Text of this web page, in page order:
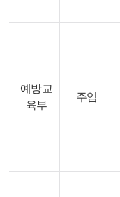
예방교
육부
주임